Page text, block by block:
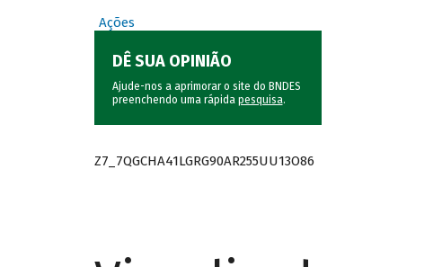
Ações
DÊ SUA OPINIÃO
Ajude-nos a aprimorar o site do BNDES
preenchendo uma rápida pesquisa.
Z7_7QGCHA41LGRG90AR255UU13O86